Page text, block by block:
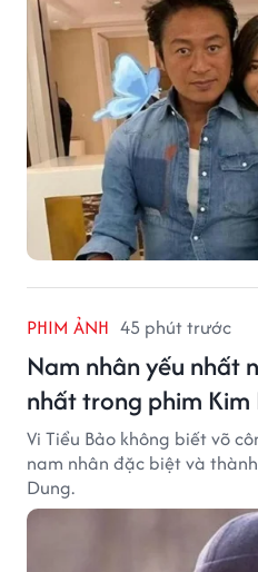
xã hội.
PHIM ẢNH 45 phút trước
Nam nhân yếu nhất
nhất trong phim Kim
Vi Tiểu Bảo không biết võ
nam nhân đặc biệt và
Dung.